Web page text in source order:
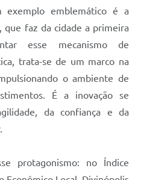
exemplo emblemático é a
que faz da cidade a primeira
esse mecanismo de
trata-se de um marco na
o ambiente de
É a inovação se
da confiança e da
protagonismo: no Índice